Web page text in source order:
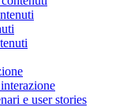
e user stories